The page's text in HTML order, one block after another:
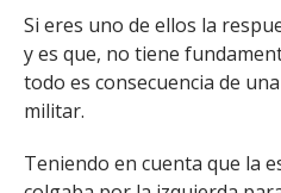
Si eres uno de ellos la
y es que, no tiene
todo es consecuencia de
militar.
Teniendo en cuenta que la